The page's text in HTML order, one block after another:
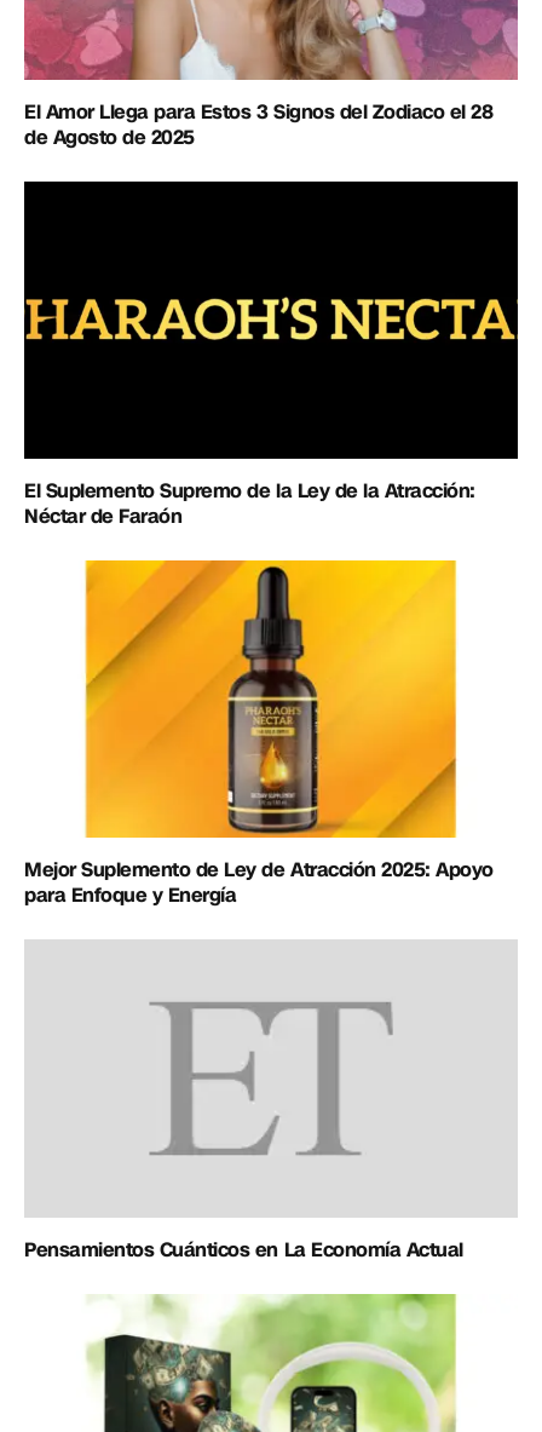
El Amor Llega para Estos 3 Signos del Zodiaco el 28
de Agosto de 2025
El Suplemento Supremo de la Ley de la Atracción:
Néctar de Faraón
Mejor Suplemento de Ley de Atracción 2025: Apoyo
para Enfoque y Energía
Pensamientos Cuánticos en La Economía Actual